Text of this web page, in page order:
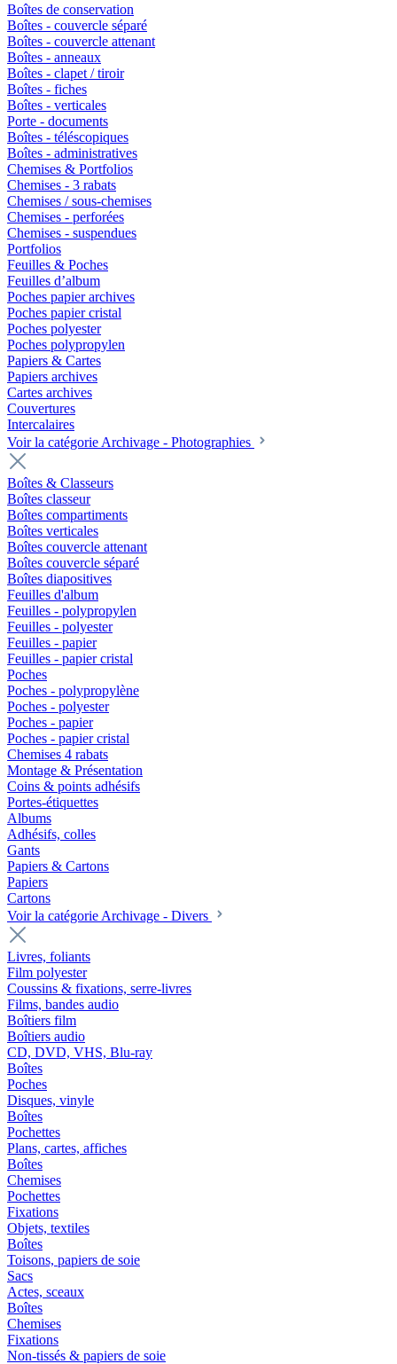
Boîtes de conservation
Boîtes - couvercle séparé
Boîtes - couvercle attenant
Boîtes - anneaux
Boîtes - clapet / tiroir
Boîtes - fiches
Boîtes - verticales
Porte - documents
Boîtes - téléscopiques
Boîtes - administratives
Chemises & Portfolios
Chemises - 3 rabats
Chemises / sous-chemises
Chemises - perforées
Chemises - suspendues
Portfolios
Feuilles & Poches
Feuilles d’album
Poches papier archives
Poches papier cristal
Poches polyester
Poches polypropylen
Papiers & Cartes
Papiers archives
Cartes archives
Couvertures
Intercalaires
Voir la catégorie Archivage - Photographies
Boîtes & Classeurs
Boîtes classeur
Boîtes compartiments
Boîtes verticales
Boîtes couvercle attenant
Boîtes couvercle séparé
Boîtes diapositives
Feuilles d'album
Feuilles - polypropylen
Feuilles - polyester
Feuilles - papier
Feuilles - papier cristal
Poches
Poches - polypropylène
Poches - polyester
Poches - papier
Poches - papier cristal
Chemises 4 rabats
Montage & Présentation
Coins & points adhésifs
Portes-étiquettes
Albums
Adhésifs, colles
Gants
Papiers & Cartons
Papiers
Cartons
Voir la catégorie Archivage - Divers
Livres, foliants
Film polyester
Coussins & fixations, serre-livres
Films, bandes audio
Boîtiers film
Boîtiers audio
CD, DVD, VHS, Blu-ray
Boîtes
Poches
Disques, vinyle
Boîtes
Pochettes
Plans, cartes, affiches
Boîtes
Chemises
Pochettes
Fixations
Objets, textiles
Boîtes
Toisons, papiers de soie
Sacs
Actes, sceaux
Boîtes
Chemises
Fixations
Non-tissés & papiers de soie